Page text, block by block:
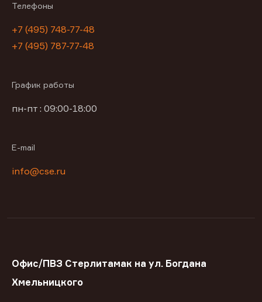
Телефоны
+7 (495) 748-77-48
+7 (495) 787-77-48
График работы
пн-пт : 09:00-18:00
E-mail
info@cse.ru
Офис/ПВЗ Стерлитамак на ул. Богдана
Хмельницкого